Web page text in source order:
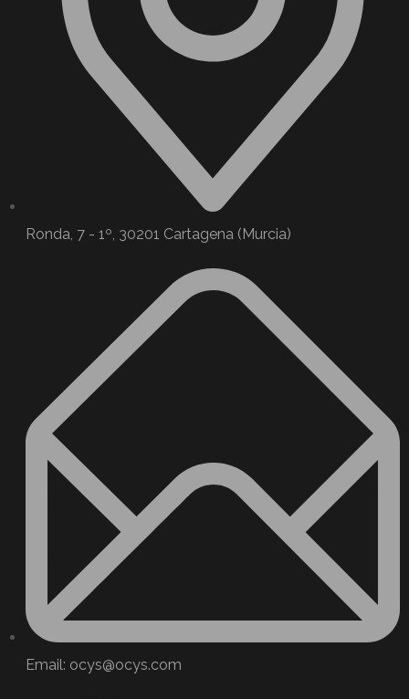
Ronda, 7 - 1º, 30201 Cartagena (Murcia)
Email: ocys@ocys.com